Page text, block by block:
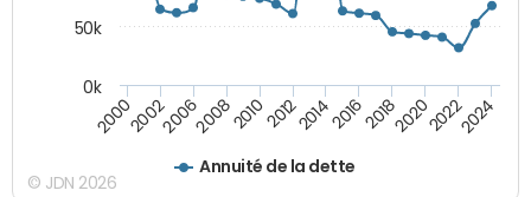
Annuité de la dette
200020022006200820102012201420162018202020222024
0k
50k
© JDN 2026